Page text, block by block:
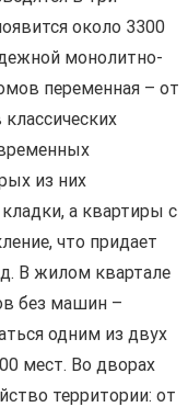
около 3300
монолитно-
переменная – от
из них
а квартиры с
что придает
В жилом квартале
без машин –
одним из двух
мест. Во дворах
территории: от